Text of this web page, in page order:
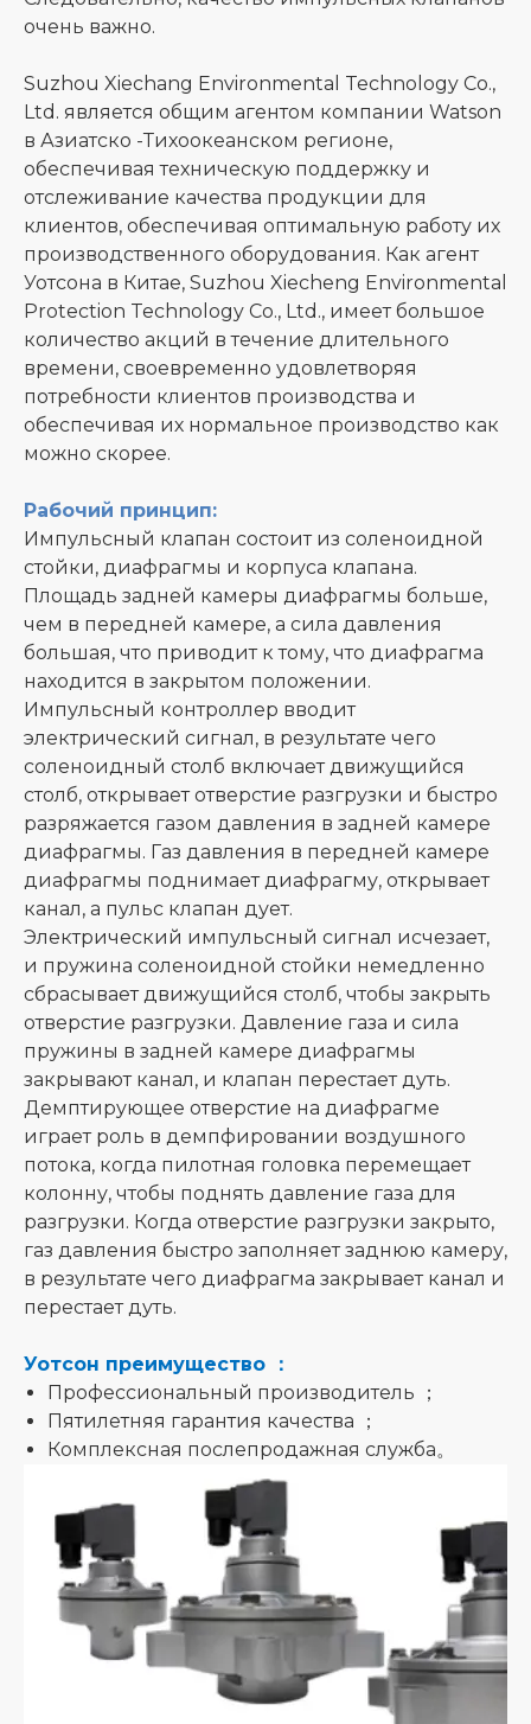
очень важно.
Suzhou Xiechang Environmental Technology Co.,
Ltd. является общим агентом компании Watson
в Азиатско -Тихоокеанском регионе,
обеспечивая техническую поддержку и
отслеживание качества продукции для
клиентов, обеспечивая оптимальную работу их
производственного оборудования. Как агент
Уотсона в Китае, Suzhou Xiecheng Environmental
Protection Technology Co., Ltd., имеет большое
количество акций в течение длительного
времени, своевременно удовлетворяя
потребности клиентов производства и
обеспечивая их нормальное производство как
можно скорее.
Рабочий принцип:
Импульсный клапан состоит из соленоидной
стойки, диафрагмы и корпуса клапана.
Площадь задней камеры диафрагмы больше,
чем в передней камере, а сила давления
большая, что приводит к тому, что диафрагма
находится в закрытом положении.
Импульсный контроллер вводит
электрический сигнал, в результате чего
соленоидный столб включает движущийся
столб, открывает отверстие разгрузки и быстро
разряжается газом давления в задней камере
диафрагмы. Газ давления в передней камере
диафрагмы поднимает диафрагму, открывает
канал, а пульс клапан дует.
Электрический импульсный сигнал исчезает,
и пружина соленоидной стойки немедленно
сбрасывает движущийся столб, чтобы закрыть
отверстие разгрузки. Давление газа и сила
пружины в задней камере диафрагмы
закрывают канал, и клапан перестает дуть.
Демптирующее отверстие на диафрагме
играет роль в демпфировании воздушного
потока, когда пилотная головка перемещает
колонну, чтобы поднять давление газа для
разгрузки. Когда отверстие разгрузки закрыто,
газ давления быстро заполняет заднюю камеру,
в результате чего диафрагма закрывает канал и
перестает дуть.
Уотсон преимущество ：
Профессиональный производитель ；
Пятилетняя гарантия качества ；
Комплексная послепродажная служба。